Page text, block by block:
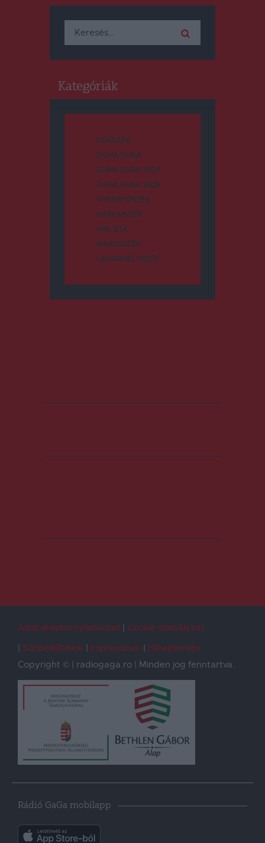
Keresés:
Kategóriák
CSÍKSZÉK
DUMA DUBA
DUMA DUBA 2024
DUMA DUBA 2026
GYERGYÓSZÉK
HÁROMSZÉK
HÍRLISTA
MAROSSZÉK
UDVARHELYSZÉK
Adatvédelmi nyilatkozat
Cookie szabályzat
Sütibeállítások
Impresszum
Hibajelentés
Copyright © | radiogaga.ro | Minden jog fenntartva.
Rádió GaGa mobilapp